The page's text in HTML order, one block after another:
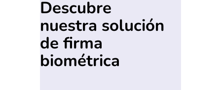
Descubre
nuestra solución
de firma
biométrica